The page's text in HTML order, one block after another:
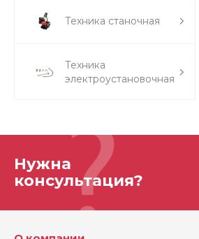
Техника станочная
Техника
электроустановочная
Нужна
консультация?